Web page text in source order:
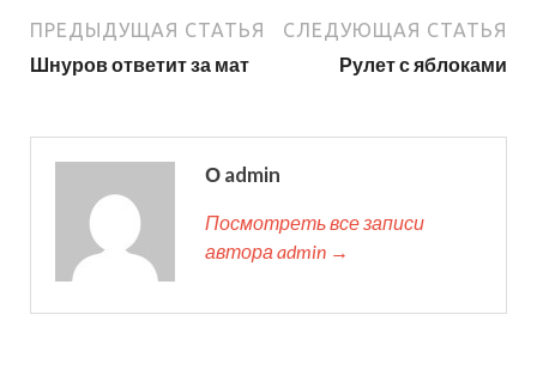
ПРЕДЫДУЩАЯ СТАТЬЯ
Шнуров ответит за мат
СЛЕДУЮЩАЯ СТАТЬЯ
Рулет с яблоками
О admin
Посмотреть все записи
автора admin →